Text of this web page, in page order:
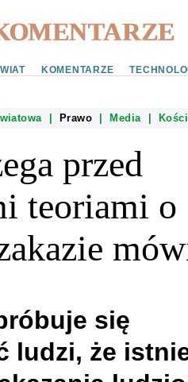
KOMENTARZE
| Prawo Media|
przed
teoriami o
się
ludzi, że